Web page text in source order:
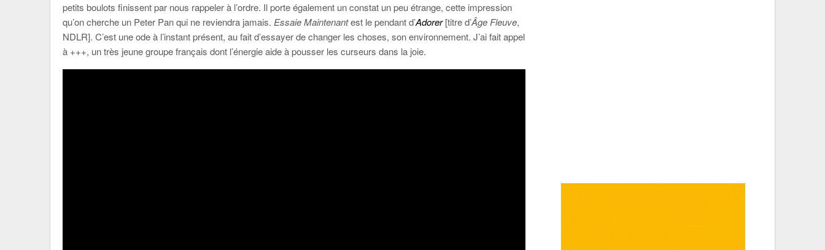
petits boulots finissent par nous rappeler à l’ordre. Il porte également un constat un peu étrange, cette impression
qu’on cherche un Peter Pan qui ne reviendra jamais. Essaie Maintenantest le pendant d’Adorer[titre d’Âge Fleuve,
NDLR]. C’est une ode à l’instant présent, au fait d’essayer de changer les choses, son environnement. J’ai fait appel
à +++, un très jeune groupe français dont l’énergie aide à pousser les curseurs dans la joie.